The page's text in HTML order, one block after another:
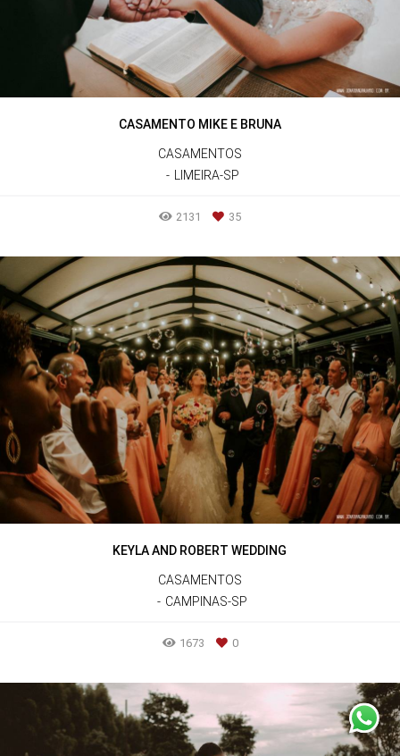
CASAMENTO MIKE E BRUNA
CASAMENTOS
LIMEIRA-SP
2131 35
KEYLA AND ROBERT WEDDING
CASAMENTOS
CAMPINAS-SP
1673 0